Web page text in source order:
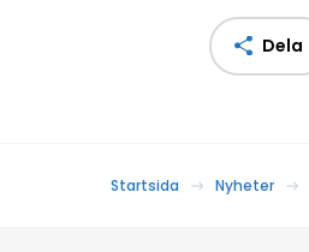
Dela
Startsida Nyheter